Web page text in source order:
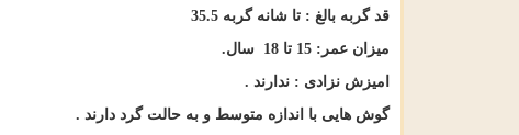
قد گربه بالغ : تا شانه گربه 35.5
میزان عمر: 15 تا 18 سال
.
امیزش نزادی : ندارند .
گوش هایی با اندازه متوسط و به حالت گرد دارند .